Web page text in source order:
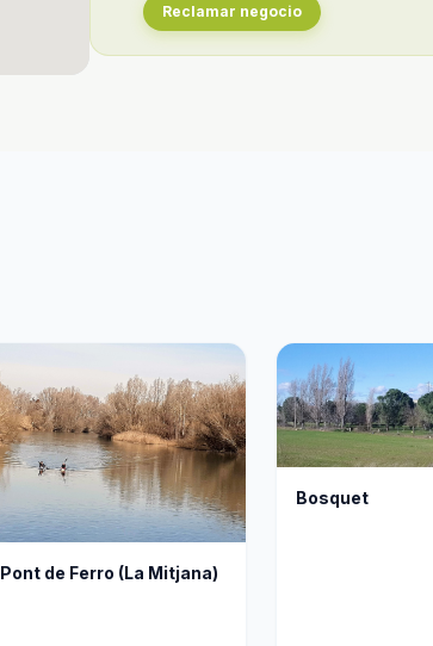
Reclamar negocio
Pont de Ferro (La Mitjana)
Bosquet